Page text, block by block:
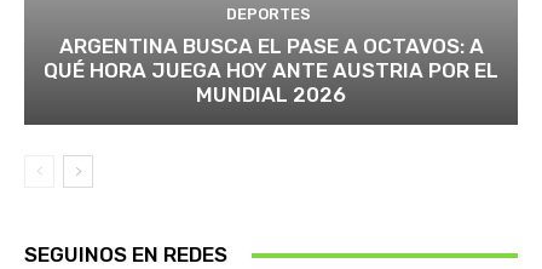
DEPORTES
ARGENTINA BUSCA EL PASE A OCTAVOS: A
QUÉ HORA JUEGA HOY ANTE AUSTRIA POR EL
MUNDIAL 2026
SEGUINOS EN REDES